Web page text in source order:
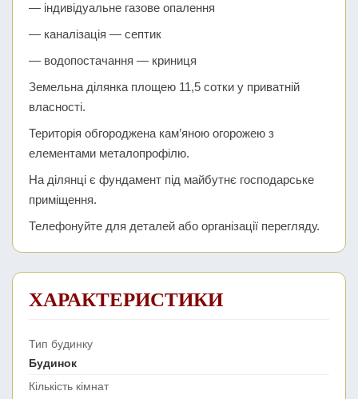
— індивідуальне газове опалення
— каналізація — септик
— водопостачання — криниця
Земельна ділянка площею 11,5 сотки у приватній
власності.
Територія обгороджена кам’яною огорожею з
елементами металопрофілю.
На ділянці є фундамент під майбутнє господарське
приміщення.
Телефонуйте для деталей або організації перегляду.
ХАРАКТЕРИСТИКИ
Тип будинку
Будинок
Кількість кімнат